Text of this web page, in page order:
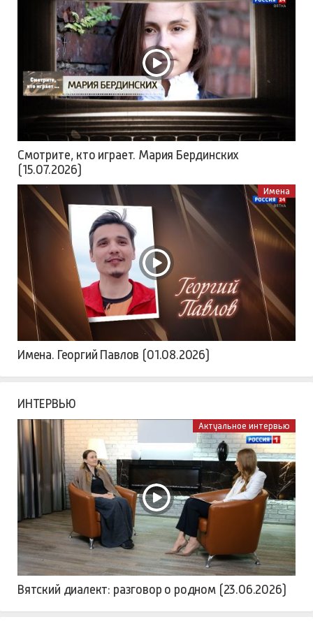
Смотрите, кто играет. Мария Бердинских
(15.07.2026)
Имена
Имена. Георгий Павлов (01.08.2026)
ИНТЕРВЬЮ
Актуальное интервью
Вятский диалект: разговор о родном (23.06.2026)